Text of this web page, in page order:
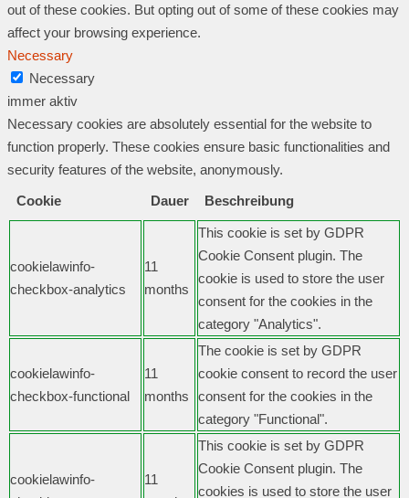
out of these cookies. But opting out of some of these cookies may
affect your browsing experience.
Necessary
Necessary
immer aktiv
Necessary cookies are absolutely essential for the website to
function properly. These cookies ensure basic functionalities and
security features of the website, anonymously.
Cookie
Dauer Beschreibung
cookielawinfo-
checkbox-analytics
11
months
This cookie is set by GDPR
Cookie Consent plugin. The
cookie is used to store the user
consent for the cookies in the
category "Analytics".
cookielawinfo-
checkbox-functional
11
months
The cookie is set by GDPR
cookie consent to record the user
consent for the cookies in the
category "Functional".
cookielawinfo-
11
This cookie is set by GDPR
Cookie Consent plugin. The
cookies is used to store the user